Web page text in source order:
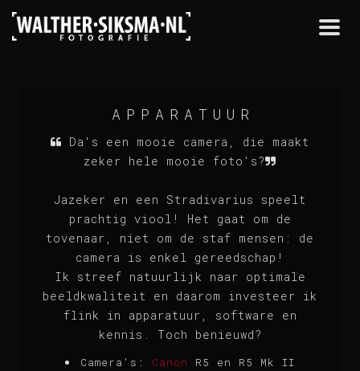
APPARATUUR
Da's een mooie camera, die maakt
zeker hele mooie foto's?
Jazeker en een Stradivarius speelt
prachtig viool! Het gaat om de
tovenaar, niet om de staf mensen: de
camera is enkel gereedschap!
Ik streef natuurlijk naar optimale
beeldkwaliteit en daarom investeer ik
flink in apparatuur, software en
kennis. Toch benieuwd?
Camera's: Canon
R5 en R5 Mk II